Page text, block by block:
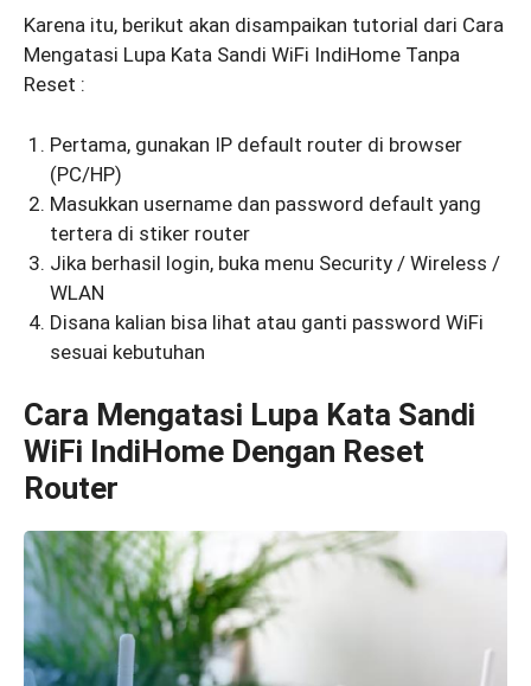
Karena itu, berikut akan disampaikan tutorial dari Cara
Mengatasi Lupa Kata Sandi WiFi IndiHome Tanpa
Reset :
Pertama, gunakan IP default router di browser
(PC/HP)
Masukkan username dan password default yang
tertera di stiker router
Jika berhasil login, buka menu Security / Wireless /
WLAN
Disana kalian bisa lihat atau ganti password WiFi
sesuai kebutuhan
Cara Mengatasi Lupa Kata Sandi
WiFi IndiHome Dengan Reset
Router